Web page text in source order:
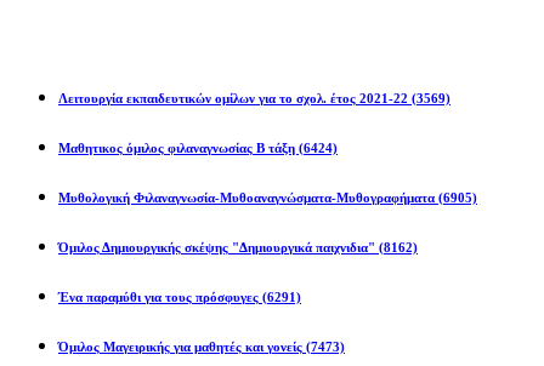
Λειτουργία εκπαιδευτικών ομίλων για το σχολ. έτος 2021-22 (3569)
Μαθητικος όμιλος φιλαναγνωσίας Β τάξη (6424)
Μυθολογική Φιλαναγνωσία-Μυθοαναγνώσματα-Μυθογραφήματα (6905)
Όμιλος Δημιουργικής σκέψης "Δημιουργικά παιχνιδια" (8162)
Ένα παραμύθι για τους πρόσφυγες (6291)
Όμιλος Μαγειρικής για μαθητές και γονείς (7473)